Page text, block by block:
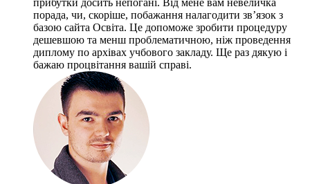
прибутки досить непогані. Від мене вам невеличка
порада, чи, скоріше, побажання налагодити зв’язок з
базою сайта Освіта. Це допоможе зробити процедуру
дешевшою та менш проблематичною, ніж проведення
диплому по архівах учбового закладу. Ще раз дякую і
бажаю процвітання вашій справі.